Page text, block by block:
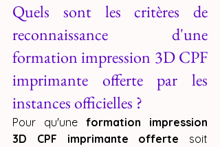
Quels sont les critères de
reconnaissance d'une
formation impression 3D CPF
imprimante offerte par les
instances officielles ?
Pour qu'une formation impression
3D CPF imprimante offerte soit